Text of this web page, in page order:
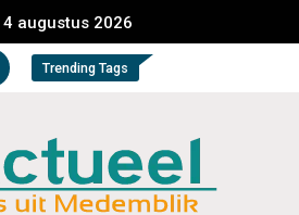
4 augustus 2026
Trending Tags